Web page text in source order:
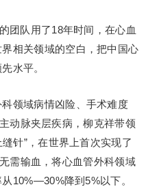
团队用了18年时间，在心血
相关领域的空白，把中国心
水平。
领域病情凶险、手术难度
动脉夹层疾病，柳克祥带领
针”，在世界上首次实现了
需输血，将心血管外科领域
10%—30%降到5%以下。